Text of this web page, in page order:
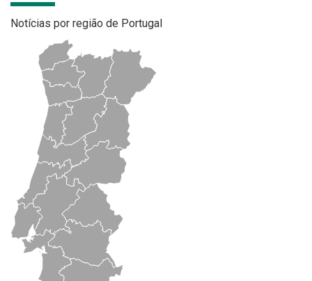
Notícias por região de Portugal